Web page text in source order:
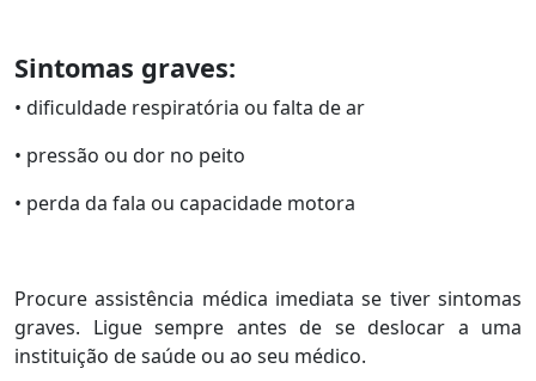
Sintomas graves:
• dificuldade respiratória ou falta de ar
• pressão ou dor no peito
• perda da fala ou capacidade motora
Procure assistência médica imediata se tiver sintomas
graves. Ligue sempre antes de se deslocar a uma
instituição de saúde ou ao seu médico.